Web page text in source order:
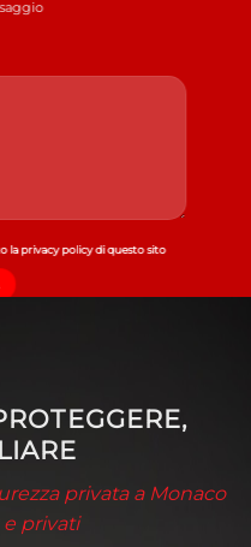
la privacy policy di questo sito
privata a Monaco
privati